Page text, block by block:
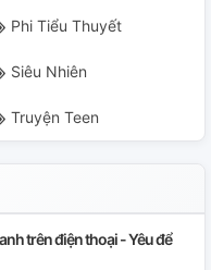
Phi Tiểu Thuyết
Siêu Nhiên
Truyện Teen
trên điện thoại - Yêu để